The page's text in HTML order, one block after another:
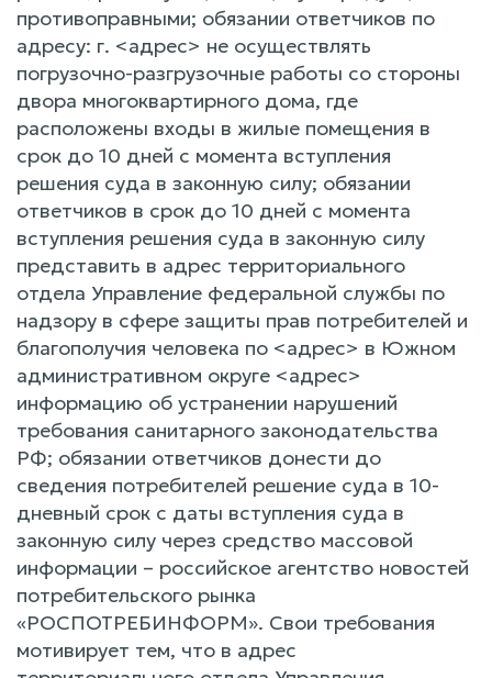
противоправными; обязании ответчиков по
адресу: г. <адрес> не осуществлять
погрузочно-разгрузочные работы со стороны
двора многоквартирного дома, где
расположены входы в жилые помещения в
срок до 10 дней с момента вступления
решения суда в законную силу; обязании
ответчиков в срок до 10 дней с момента
вступления решения суда в законную силу
представить в адрес территориального
отдела Управление федеральной службы по
надзору в сфере защиты прав потребителей и
благополучия человека по <адрес> в Южном
административном округе <адрес>
информацию об устранении нарушений
требования санитарного законодательства
РФ; обязании ответчиков донести до
сведения потребителей решение суда в 10-
дневный срок с даты вступления суда в
законную силу через средство массовой
информации – российское агентство новостей
потребительского рынка
«РОСПОТРЕБИНФОРМ». Свои требования
мотивирует тем, что в адрес